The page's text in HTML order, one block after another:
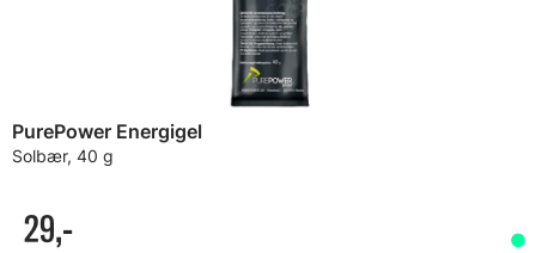
PurePower Energigel
Solbær, 40 g
29,-